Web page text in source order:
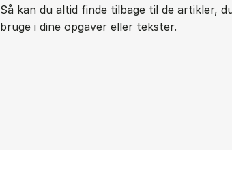
Så kan du altid finde tilbage til de artikler,
bruge i dine opgaver eller tekster.